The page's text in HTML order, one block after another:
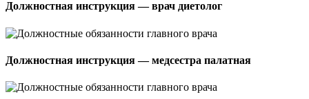
Должностная инструкция — врач диетолог
Должностная инструкция — медсестра палатная